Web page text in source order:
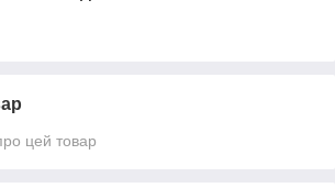
цей товар